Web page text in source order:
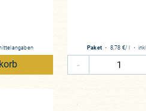
Paket ・ 8,78 €/ l ・
-